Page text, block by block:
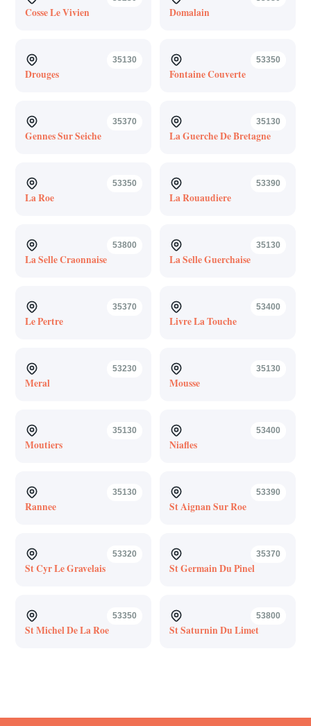
Cosse Le Vivien Domalain
35130
Drouges
53350
Fontaine Couverte
35370
Gennes Sur Seiche
35130
La Guerche De Bretagne
53350
La Roe
53390
La Rouaudiere
53800
La Selle Craonnaise
35130
La Selle Guerchaise
35370
Le Pertre
53400
Livre La Touche
53230
Meral
35130
Mousse
35130
Moutiers
53400
Niafles
35130
Rannee
53390
St Aignan Sur Roe
53320
St Cyr Le Gravelais
35370
St Germain Du Pinel
53350
St Michel De La Roe
53800
St Saturnin Du Limet